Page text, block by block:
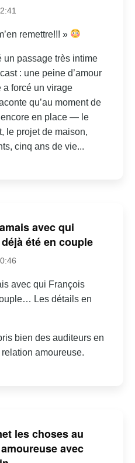
remettre!!! »
un passage très intime
: une peine d’amour
a forcé un virage
qu’au moment de
encore en place — le
le projet de maison,
cinq ans de vie...
avec qui
été en couple
avec qui François
Les détails en
bien des auditeurs en
amoureuse.
les choses au
avec